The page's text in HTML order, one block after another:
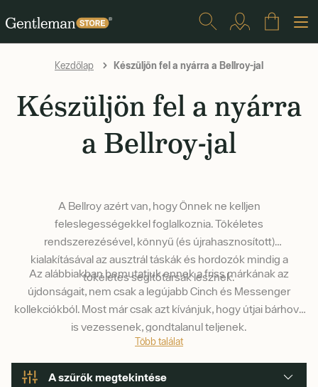
Kezdőlap Készüljön fel a nyárra a Bellroy-jal
Készüljön fel a nyárra
a Bellroy-jal
A Bellroy azért van, hogy Önnek ne kelljen
feleslegességekkel foglalkoznia. Tökéletes
rendszerezésével, könnyű (és újrahasznosított)
kialakításával az ausztrál táskák és hordozók mindig a
tökéletes segítőtársak lesznek.
Az alábbiakban bemutatjuk ennek a friss márkának az
újdonságait, nem csak a legújabb Cinch és Messenger
kollekciókból. Most már csak azt kívánjuk, hogy útjai bárhová
is vezessenek, gondtalanul teljenek.
Több találat
A szűrők megtekintése